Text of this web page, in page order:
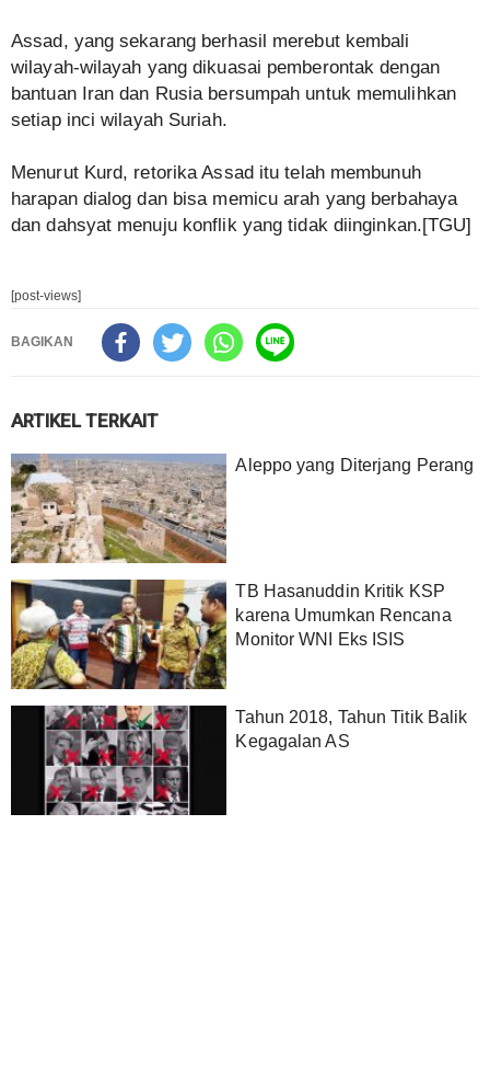
Assad, yang sekarang berhasil merebut kembali
wilayah-wilayah yang dikuasai pemberontak dengan
bantuan Iran dan Rusia bersumpah untuk memulihkan
setiap inci wilayah Suriah.
Menurut Kurd, retorika Assad itu telah membunuh
harapan dialog dan bisa memicu arah yang berbahaya
dan dahsyat menuju konflik yang tidak diinginkan.[TGU]
[post-views]
BAGIKAN
ARTIKEL TERKAIT
Aleppo yang Diterjang Perang
TB Hasanuddin Kritik KSP
karena Umumkan Rencana
Monitor WNI Eks ISIS
Tahun 2018, Tahun Titik Balik
Kegagalan AS